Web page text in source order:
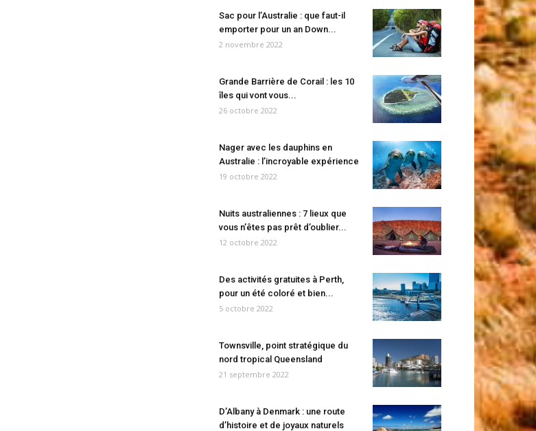
Sac pour l’Australie : que faut-il
emporter pour un an Down...
2 novembre 2022
Grande Barrière de Corail : les 10
îles qui vont vous...
26 octobre 2022
Nager avec les dauphins en
Australie : l’incroyable expérience
19 octobre 2022
Nuits australiennes : 7 lieux que
vous n’êtes pas prêt d’oublier...
12 octobre 2022
Des activités gratuites à Perth,
pour un été coloré et bien...
5 octobre 2022
Townsville, point stratégique du
nord tropical Queensland
21 septembre 2022
D’Albany à Denmark : une route
d’histoire et de joyaux naturels